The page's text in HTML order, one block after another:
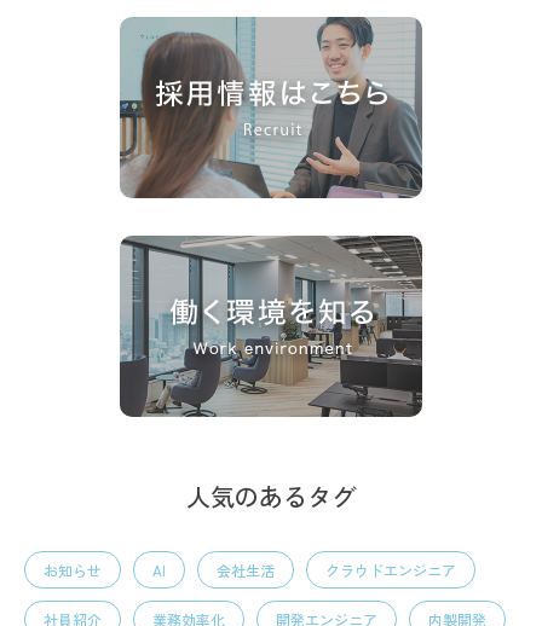
人気のあるタグ
お知らせ AI 会社生活 クラウドエンジニア
社員紹介 業務効率化 開発エンジニア 内製開発